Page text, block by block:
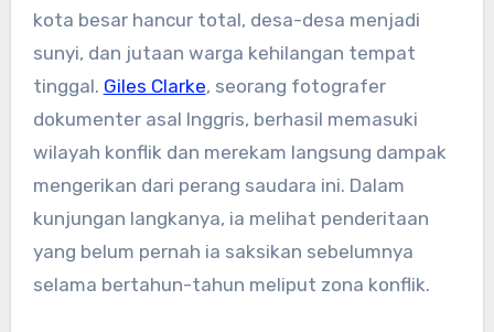
kota besar hancur total, desa-desa menjadi
sunyi, dan jutaan warga kehilangan tempat
tinggal. Giles Clarke, seorang fotografer
dokumenter asal Inggris, berhasil memasuki
wilayah konflik dan merekam langsung dampak
mengerikan dari perang saudara ini. Dalam
kunjungan langkanya, ia melihat penderitaan
yang belum pernah ia saksikan sebelumnya
selama bertahun-tahun meliput zona konflik.